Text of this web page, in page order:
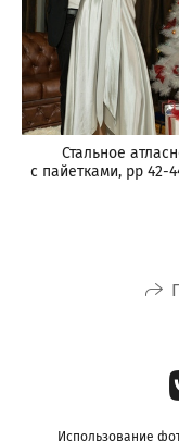
Стальное
с пайетками, рр 42-
Использование